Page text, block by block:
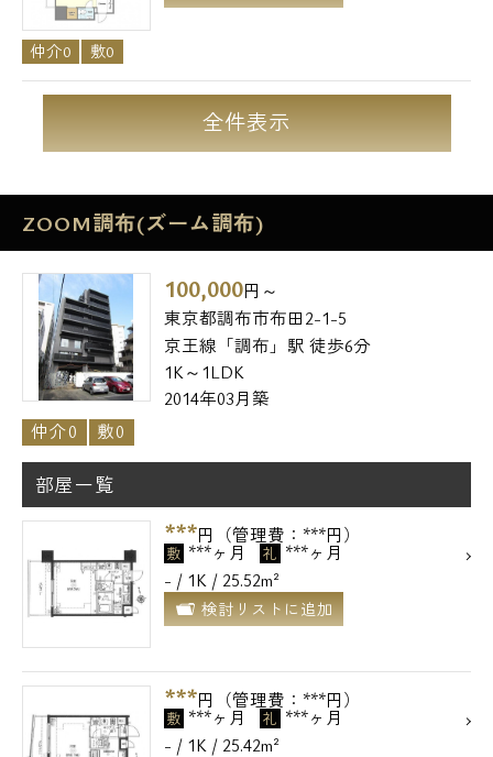
仲介0 敷0
全件表示
ZOOM調布(ズーム調布)
100,000円～
東京都調布市布田2-1-5
京王線「調布」駅 徒歩6分
1K～1LDK
2014年03月築
仲介0
敷0
部屋一覧
***円（管理費：***円）
敷 ***ヶ月 礼 ***ヶ月
- / 1K / 25.52m²
検討リストに追加
***円（管理費：***円）
敷 ***ヶ月 礼 ***ヶ月
- / 1K / 25.42m²
電話でお問い合わせ
0120-500-529
営業時間 10：00～18：00